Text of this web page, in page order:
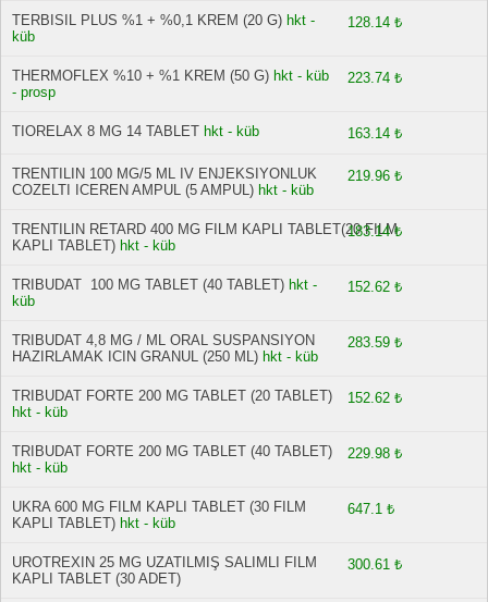
TERBISIL PLUS %1 + %0,1 KREM (20 G) hkt -
küb
128.14 ₺
THERMOFLEX %10 + %1 KREM (50 G) hkt - küb
- prosp
223.74 ₺
TIORELAX 8 MG 14 TABLET hkt - küb 163.14 ₺
TRENTILIN 100 MG/5 ML IV ENJEKSIYONLUK
COZELTI ICEREN AMPUL (5 AMPUL) hkt - küb
219.96 ₺
TRENTILIN RETARD 400 MG FILM KAPLI TABLET(20 FILM
KAPLI TABLET) hkt - küb
183.14 ₺
TRIBUDAT 100 MG TABLET (40 TABLET) hkt -
küb
152.62 ₺
TRIBUDAT 4,8 MG / ML ORAL SUSPANSIYON
HAZIRLAMAK ICIN GRANUL (250 ML) hkt - küb
283.59 ₺
TRIBUDAT FORTE 200 MG TABLET (20 TABLET)
hkt - küb
152.62 ₺
TRIBUDAT FORTE 200 MG TABLET (40 TABLET)
hkt - küb
229.98 ₺
UKRA 600 MG FILM KAPLI TABLET (30 FILM
KAPLI TABLET) hkt - küb
647.1 ₺
UROTREXIN 25 MG UZATILMIŞ SALIMLI FILM
KAPLI TABLET (30 ADET)
300.61 ₺